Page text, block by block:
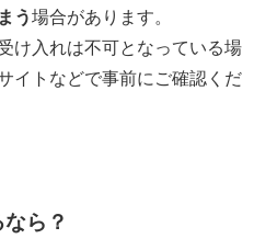
う場合があります。
け入れは不可となっている場
イトなどで事前にご確認くだ
ら？